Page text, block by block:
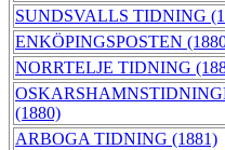
SUNDSVALLS TIDNING
ENKÖPINGSPOSTEN
NORRTELJE TIDNING
(1880)
ARBOGA TIDNING (1881)